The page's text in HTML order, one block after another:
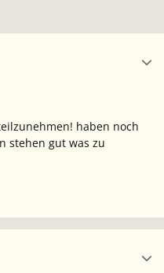
haben noch
stehen gut was zu